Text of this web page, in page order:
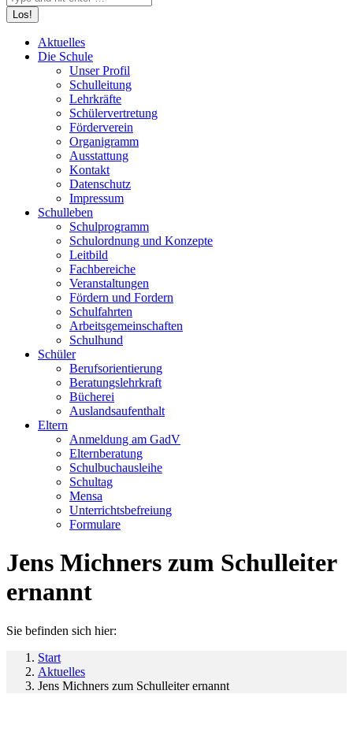
Aktuelles
Die Schule
Unser Profil
Schulleitung
Lehrkräfte
Schülervertretung
Förderverein
Organigramm
Ausstattung
Kontakt
Datenschutz
Impressum
Schulleben
Schulprogramm
Schulordnung und Konzepte
Leitbild
Fachbereiche
Veranstaltungen
Fördern und Fordern
Schulfahrten
Arbeitsgemeinschaften
Schulhund
Schüler
Berufsorientierung
Beratungslehrkraft
Bücherei
Auslandsaufenthalt
Eltern
Anmeldung am GadV
Elternberatung
Schulbuchausleihe
Schultag
Mensa
Unterrichtsbefreiung
Formulare
Jens Michners zum Schulleiter
ernannt
Sie befinden sich hier:
Start
Aktuelles
Jens Michners zum Schulleiter ernannt